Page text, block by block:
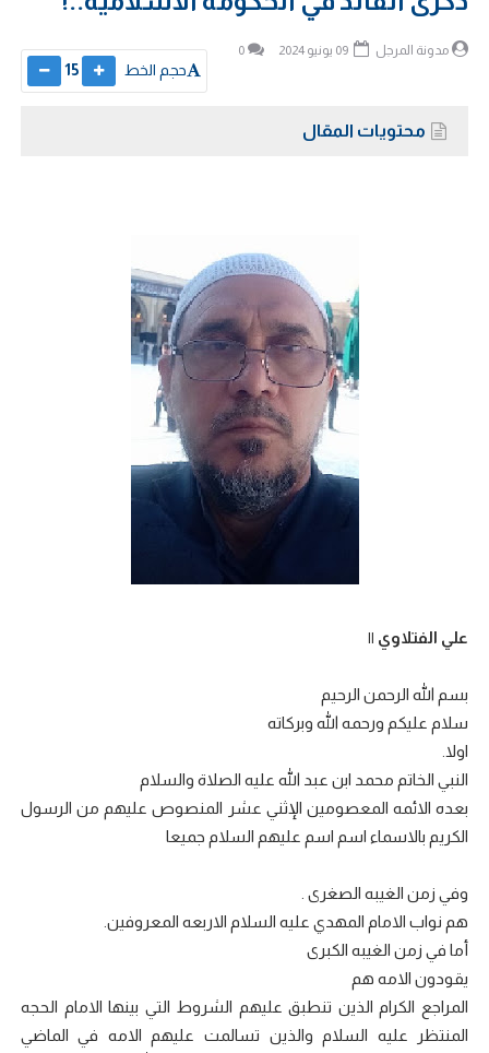
مدونة المرجل 0
حجم الخط 15
محتويات المقال
علي الفتلاوي ||
بسم الله الرحمن الرحيم
سلام عليكم ورحمه الله وبركاته
اولا.
النبي الخاتم محمد ابن عبد الله عليه الصلاة والسلام
بعده الائمه المعصومين الإثني عشر المنصوص عليهم من الرسول
الكريم بالاسماء اسم اسم عليهم السلام جميعا
وفي زمن الغيبه الصغرى .
هم نواب الامام المهدي عليه السلام الاربعه المعروفين.
أما في زمن الغيبه الكبرى
يقودون الامه هم
المراجع الكرام الذين تنطبق عليهم الشروط التي بينها الامام الحجه
المنتظر عليه السلام والذين تسالمت عليهم الامه في الماضي